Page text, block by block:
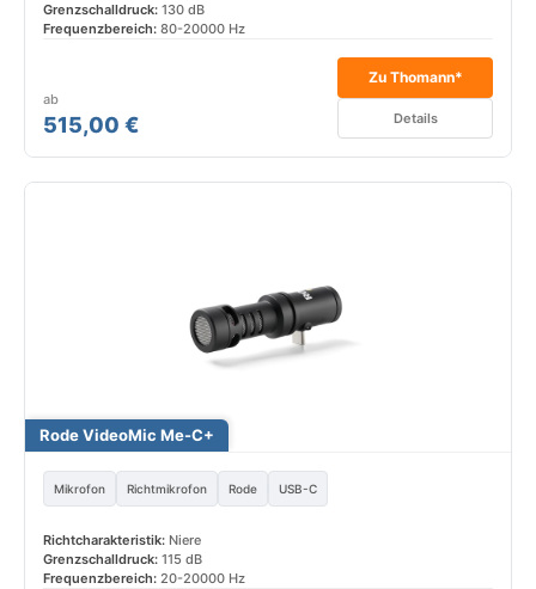
Grenzschalldruck: 130 dB
Frequenzbereich: 80-20000 Hz
ab
515,00 €
Zu Thomann*
Details
Rode VideoMic Me-C+
Mikrofon Richtmikrofon Rode USB-C
Richtcharakteristik: Niere
Grenzschalldruck: 115 dB
Frequenzbereich: 20-20000 Hz